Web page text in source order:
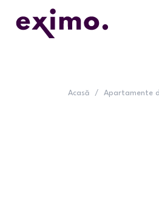
Acasă / Apartamente